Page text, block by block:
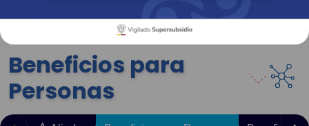
Beneficios para
Personas